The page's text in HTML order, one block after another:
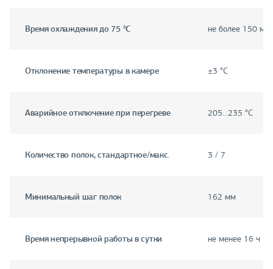
Время охлаждения до 75 °C не более 150 мин
Отклонение температуры в камере ±3 °C
Аварийное отключение при перегреве 205…235 °C
Количество полок, стандартное/макс. 3 / 7
Минимальный шаг полок 162 мм
Время непрерывной работы в сутки не менее 16 ч